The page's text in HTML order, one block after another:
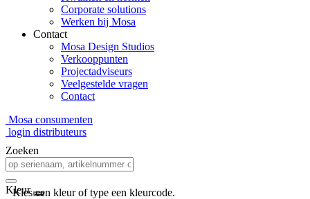
Corporate solutions
Werken bij Mosa
Contact
Mosa Design Studios
Verkooppunten
Projectadviseurs
Veelgestelde vragen
Contact
Mosa consumenten
login distributeurs
Zoeken
Kleur
Kies een kleur of type een kleurcode.